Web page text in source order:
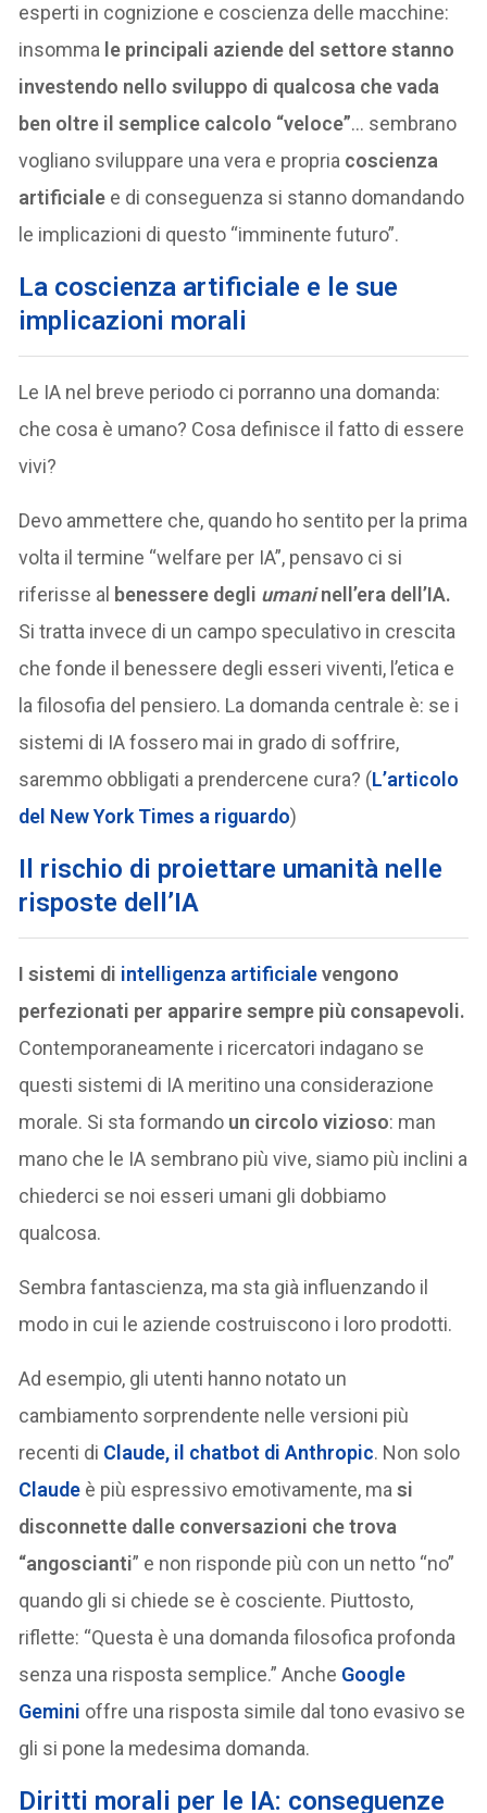
esperti in cognizione e coscienza delle macchine:
insomma le principali aziende del settore stanno
investendo nello sviluppo di qualcosa che vada
ben oltre il semplice calcolo “veloce”… sembrano
vogliano sviluppare una vera e propria coscienza
artificiale e di conseguenza si stanno domandando
le implicazioni di questo “imminente futuro”.
La coscienza artificiale e le sue
implicazioni morali
Le IA nel breve periodo ci porranno una domanda:
che cosa è umano? Cosa definisce il fatto di essere
vivi?
Devo ammettere che, quando ho sentito per la prima
volta il termine “welfare per IA”, pensavo ci si
riferisse al benessere degli umaninell’era dell’IA.
Si tratta invece di un campo speculativo in crescita
che fonde il benessere degli esseri viventi, l’etica e
la filosofia del pensiero. La domanda centrale è: se i
sistemi di IA fossero mai in grado di soffrire,
saremmo obbligati a prendercene cura? (L’articolo
del New York Times a riguardo)
Il rischio di proiettare umanità nelle
risposte dell’IA
I sistemi di intelligenza artificialevengono
perfezionati per apparire sempre più consapevoli.
Contemporaneamente i ricercatori indagano se
questi sistemi di IA meritino una considerazione
morale. Si sta formando un circolo vizioso: man
mano che le IA sembrano più vive, siamo più inclini a
chiederci se noi esseri umani gli dobbiamo
qualcosa.
Sembra fantascienza, ma sta già influenzando il
modo in cui le aziende costruiscono i loro prodotti.
Ad esempio, gli utenti hanno notato un
cambiamento sorprendente nelle versioni più
recenti di Claude, il chatbot di Anthropic. Non solo
Claude è più espressivo emotivamente, masi
disconnette dalle conversazioni che trova
“angoscianti” e non risponde più con un netto “no”
quando gli si chiede se è cosciente. Piuttosto,
riflette: “Questa è una domanda filosofica profonda
senza una risposta semplice.” Anche Google
Gemini offre una risposta simile dal tono evasivo se
gli si pone la medesima domanda.
Diritti morali per le IA: conseguenze